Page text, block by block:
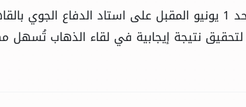
من المقرر أن تقام مباراة الإياب يوم الأحد 1 يونيو المقبل على
لتحقيق نتيجة إيجابية في لقاء الذهاب